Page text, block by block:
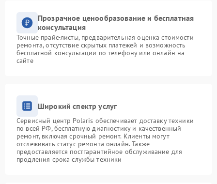
Прозрачное ценообразование и бесплатная
консультация
Точные прайс-листы, предварительная оценка стоимости
ремонта, отсутствие скрытых платежей и возможность
бесплатной консультации по телефону или онлайн на
сайте
Широкий спектр услуг
Сервисный центр Polaris обеспечивает доставку техники
по всей РФ, бесплатную диагностику и качественный
ремонт, включая срочный ремонт. Клиенты могут
отслеживать статус ремонта онлайн. Также
предоставляется постгарантийное обслуживание для
продления срока службы техники